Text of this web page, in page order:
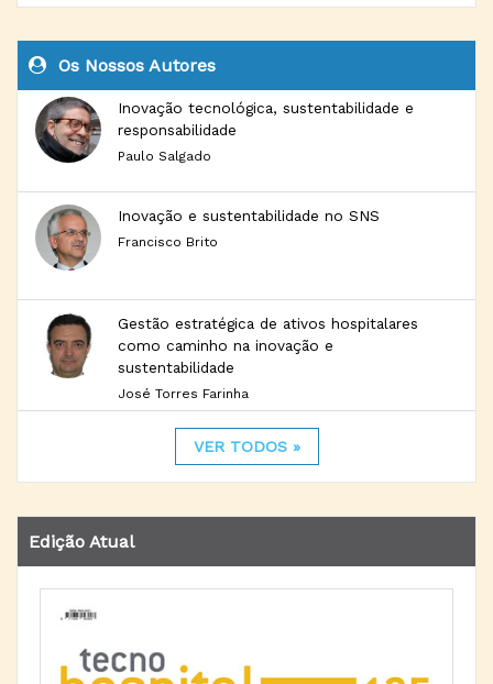
Os Nossos Autores
Inovação tecnológica, sustentabilidade e
responsabilidade
Paulo Salgado
Inovação e sustentabilidade no SNS
Francisco Brito
Gestão estratégica de ativos hospitalares
como caminho na inovação e
sustentabilidade
José Torres Farinha
VER TODOS »
Edição Atual